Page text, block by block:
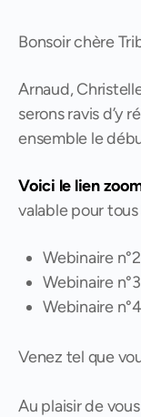
Bonsoir chère
Arnaud,
serons ravis d’y
ensemble le
Voici le lien
valable pour
Webinaire
Webinaire
Webinaire
Venez tel que
Au plaisir de